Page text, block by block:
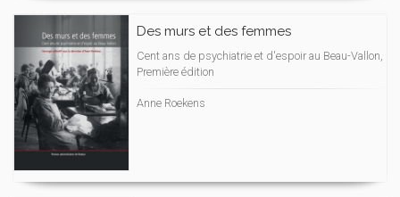
Des murs et des femmes
Cent ans de psychiatrie et d'espoir au Beau-Vallon,
Première édition
Anne Roekens